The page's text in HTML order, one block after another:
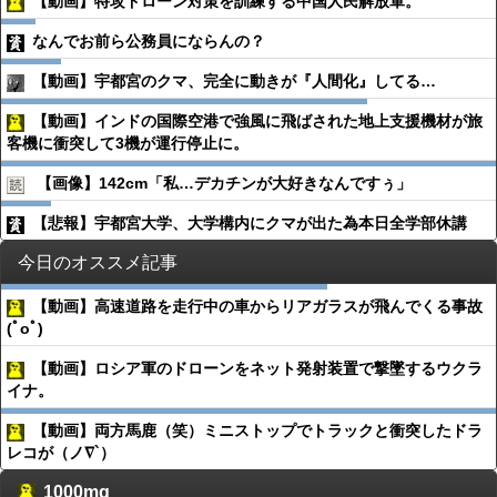
なんでお前ら公務員にならんの？
【動画】宇都宮のクマ、完全に動きが『人間化』してる…
【動画】インドの国際空港で強風に飛ばされた地上支援機材が旅
客機に衝突して3機が運行停止に。
【画像】142cm「私…デカチンが大好きなんですぅ」
【悲報】宇都宮大学、大学構内にクマが出た為本日全学部休講
今日のオススメ記事
【動画】高速道路を走行中の車からリアガラスが飛んでくる事故
(ﾟoﾟ)
【動画】ロシア軍のドローンをネット発射装置で撃墜するウクラ
イナ。
【動画】両方馬鹿（笑）ミニストップでトラックと衝突したドラ
レコが（ノ∇`）
1000mg